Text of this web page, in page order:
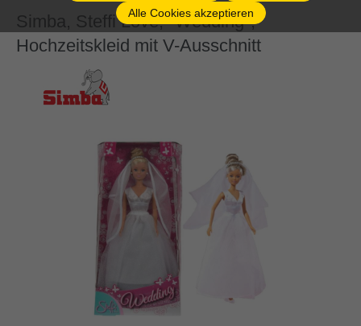
Simba, Steffi Love, "Wedding",
Hochzeitskleid mit V-Ausschnitt
Bildergalerie überspringen
Alle Cookies akzeptieren